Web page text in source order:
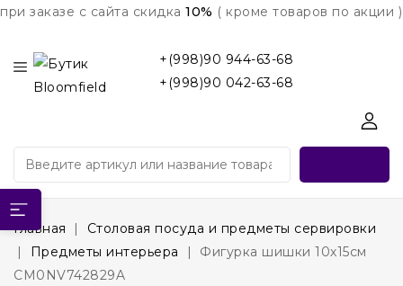
при заказе с сайта скидка 10% ( кроме товаров по акции )
+(998)90 944-63-68
+(998)90 042-63-68
Главная
Столовая посуда и предметы сервировки
Предметы интерьера
Фигурка шишки 10х15см
CM0NV742829A